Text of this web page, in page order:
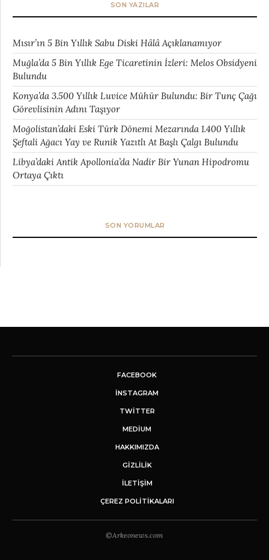
SON YAZILAR
Mısır’ın 5 Bin Yıllık Sabu Diski Hâlâ Açıklanamıyor
Muğla’da 5 Bin Yıllık Ege Ticaretinin İzleri: Melos Obsidyeni
Bulundu
Konya’da 3.500 Yıllık Luvice Mühür Bulundu: Bir Tunç Çağı
Görevlisinin Adını Taşıyor
Moğolistan’daki Eski Türk Dönemi Mezarında 1.400 Yıllık
Şeftali Ağacı Yay ve Runik Yazıtlı At Başlı Çalgı Bulundu
Libya’daki Antik Apollonia’da Nadir Bir Yunan Hipodromu
Ortaya Çıktı
SON YORUMLAR
FACEBOOK
INSTAGRAM
TWITTER
MEDIUM
HAKKIMIZDA
GİZLİLİK
İLETIŞIM
ÇEREZ POLITIKALARI
©Arkeonews.com